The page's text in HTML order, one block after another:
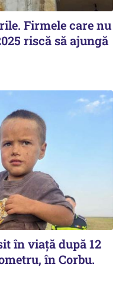
Firmele care nu
riscă să ajungă
în viață după 12
în Corbu.